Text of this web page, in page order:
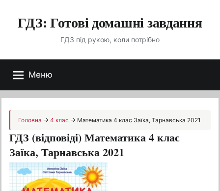
ГДЗ: Готові домашні завдання
ГДЗ під рукою, коли потрібно
Меню
Головна →4 клас → Математика 4 клас Заїка, Тарнавська 2021
ГДЗ (відповіді) Математика 4 клас
Заїка, Тарнавська 2021